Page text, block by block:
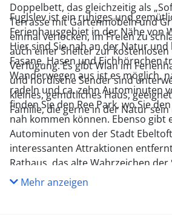
Doppelbett, das gleichzeitig als
Terrasse mit Gartenmöbeln und
einmal verlocken, im Freien zu
auch einer Shelter zur
Verfügung. Es gibt Wlan im
und nordische Sender sind
kleines, gemütliches Haus,
Familie, die gerne in der Natur
Fuglslev ist ein ruhiges und
Ferienhausgebiet in der Nähe von
Hier sind Sie nah an der Natur und
Fasane, Hasen und Eichhörnchen
Wanderwegen aus ist es möglich,
radeln und ca. zehn Autominuten
finden Sie den Ree Park, wo Sie
nah kommen können. Ebenso gibt
Autominuten von der Stadt
interessanten Attraktionen
Rathaus, das alte Wahrzeichen der
finden Sie das Glasmuseum, das
modernen Glaskunst ist, sowie
Mehr anzeigen